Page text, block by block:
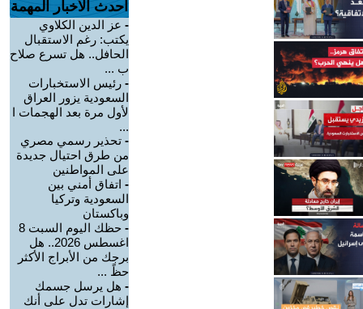
احدث الأخبار المهمة
- عز الدين الكلاوي
يكتب: رغم الاستقبال
الحافل.. هل تسرع صلاح
ب ...
- رئيس الاستخبارات
السعودية يزور العراق
لأول مرة بعد الهجمات ا
...
- تحذير رسمي مصري
من طرق احتيال جديدة
على المواطنين
- اتفاق أمني بين
السعودية وتركيا
وباكستان
-
حظك اليوم السبت 8
اغسطس 2026.. هل
برجك من الأبراج الأكثر
حظً ...
- هل يرسل جسمك
إشارات تدل على أنك